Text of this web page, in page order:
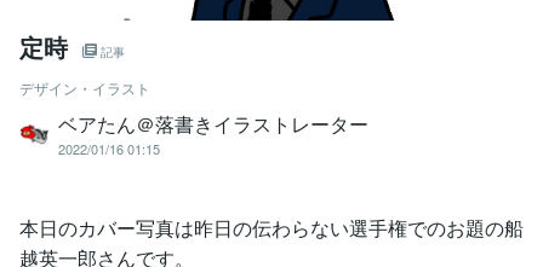
定時 記事
デザイン・イラスト
ベアたん＠落書きイラストレーター
2022/01/16 01:15
本日のカバー写真は昨日の伝わらない選手権でのお題の船
越英一郎さんです。